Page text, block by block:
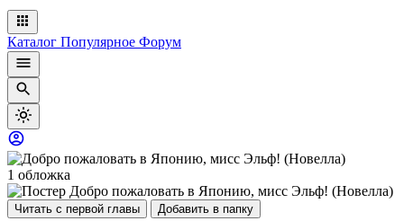
Каталог Популярное Форум
1 обложка
Читать с первой главы Добавить в папку